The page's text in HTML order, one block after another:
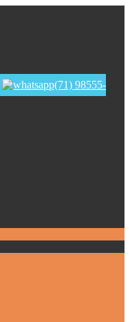
(71) 98555-